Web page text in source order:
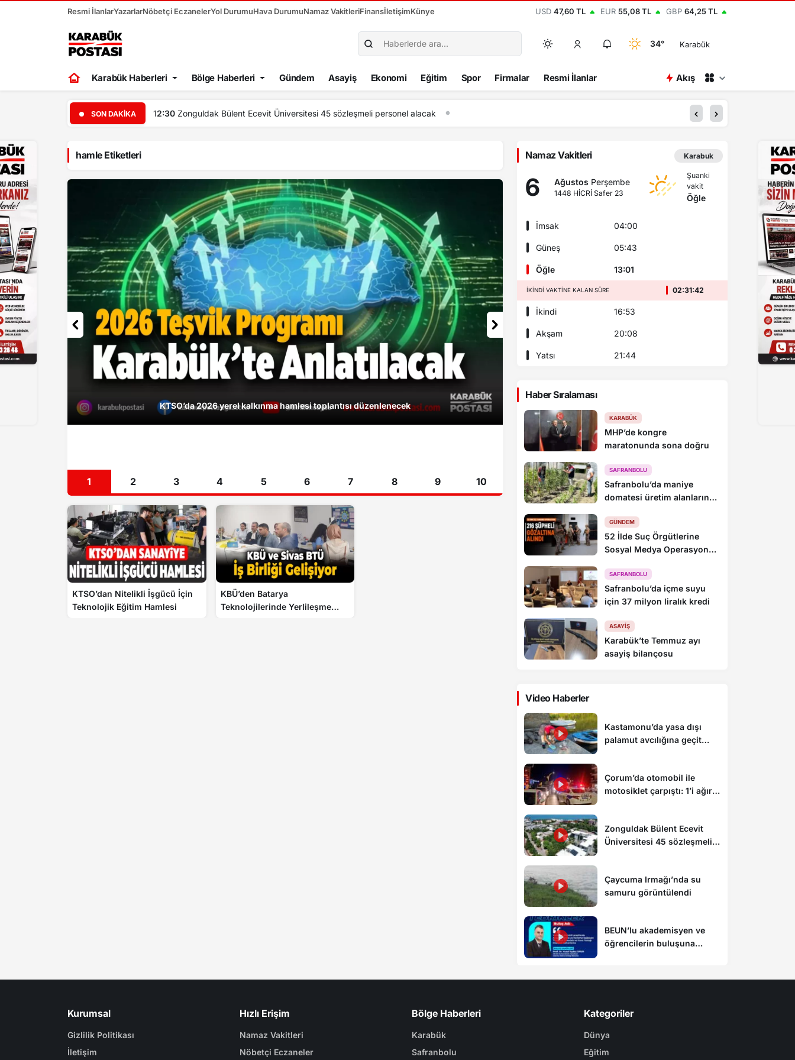
Resmi İlanlarYazarlarNöbetçi EczanelerYol DurumuHava DurumuNamaz VakitleriFinansİletişimKünye USD 47,60 TL EUR 55,08 TL GBP 64,25 TL
34° Karabük
Karabük Haberleri Bölge Haberleri Gündem Asayiş Ekonomi Eğitim Spor Firmalar Resmi İlanlar Akış
SON DAKIKA 12:22 Çaycuma Irmağı’nda su samuru görüntülendi
hamle Etiketleri
KTSO’da 2026 yerel kalkınma hamlesi toplantısı düzenlenecek
1 2 3 4 5 6 7 8 9 10
KTSO’dan Nitelikli İşgücü İçin
Teknolojik Eğitim Hamlesi
KBÜ’den Batarya
Teknolojilerinde Yerlileşme
Namaz Vakitleri Karabuk
6 Ağustos Perşembe
1448 HİCRİ Safer 23
Şuanki
vakit
Öğle
İmsak 04:00
Güneş 05:43
Öğle 13:01
İKINDI VAKTINE KALAN SÜRE 02:31:42
İkindi 16:53
Akşam 20:08
Yatsı 21:44
Haber Sıralaması
KARABÜK
MHP’de kongre
maratonunda sona doğru
SAFRANBOLU
Safranbolu’da maniye
domatesi üretim alanlarında
GÜNDEM
52 İlde Suç Örgütlerine
Sosyal Medya Operasyonu:
SAFRANBOLU
Safranbolu’da içme suyu
için 37 milyon liralık kredi
ASAYIŞ
Karabük’te Temmuz ayı
asayiş bilançosu
Video Haberler
Kastamonu’da yasa dışı
palamut avcılığına geçit
Çorum’da otomobil ile
motosiklet çarpıştı: 1’i ağır 2
Zonguldak Bülent Ecevit
Üniversitesi 45 sözleşmeli
Çaycuma Irmağı’nda su
samuru görüntülendi
BEUN’lu akademisyen ve
öğrencilerin buluşuna
Kurumsal
Gizlilik Politikası
İletişim
Hızlı Erişim
Namaz Vakitleri
Nöbetçi Eczaneler
Bölge Haberleri
Karabük
Safranbolu
Kategoriler
Dünya
Eğitim